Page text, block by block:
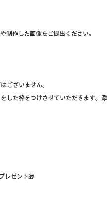
制作した画像をご提出ください。
ございません。
した枠をつけさせていただきます。
レゼント🎁